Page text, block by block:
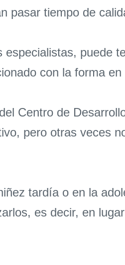
pasar tiempo de
puede
con la forma
Centro de
pero otras veces
tardía o en la
es decir, en